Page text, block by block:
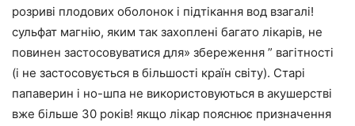
розриві плодових оболонок і підтікання вод взагалі!
сульфат магнію, яким так захоплені багато лікарів, не
повинен застосовуватися для» збереження ” вагітності
(і не застосовується в більшості країн світу). Старі
папаверин і но-шпа не використовуються в акушерстві
вже більше 30 років! якщо лікар пояснює призначення